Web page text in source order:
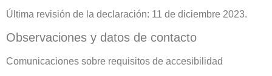
Última revisión de la declaración: 11 de diciembre 2023.
Observaciones y datos de contacto
Comunicaciones sobre requisitos de accesibilidad